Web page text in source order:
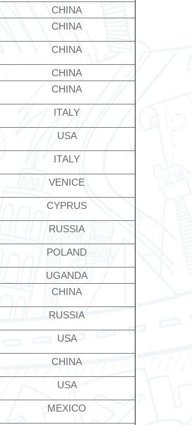
CHINA
CHINA
CHINA
CHINA
CHINA
ITALY
USA
ITALY
VENICE
CYPRUS
RUSSIA
POLAND
UGANDA
CHINA
RUSSIA
USA
CHINA
USA
MEXICO